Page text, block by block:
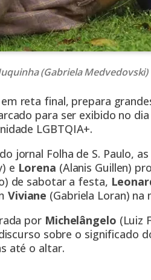
(Gabriela Medvedovski)
reta final, prepara
para ser exibido no
LGBTQIA+.
jornal Folha de S. Paulo,
e Lorena (Alanis Guillen)
de sabotar a festa,
Viviane (Gabriela Loran) na
por Michelângelo (Luiz
sobre o significado
até o altar.